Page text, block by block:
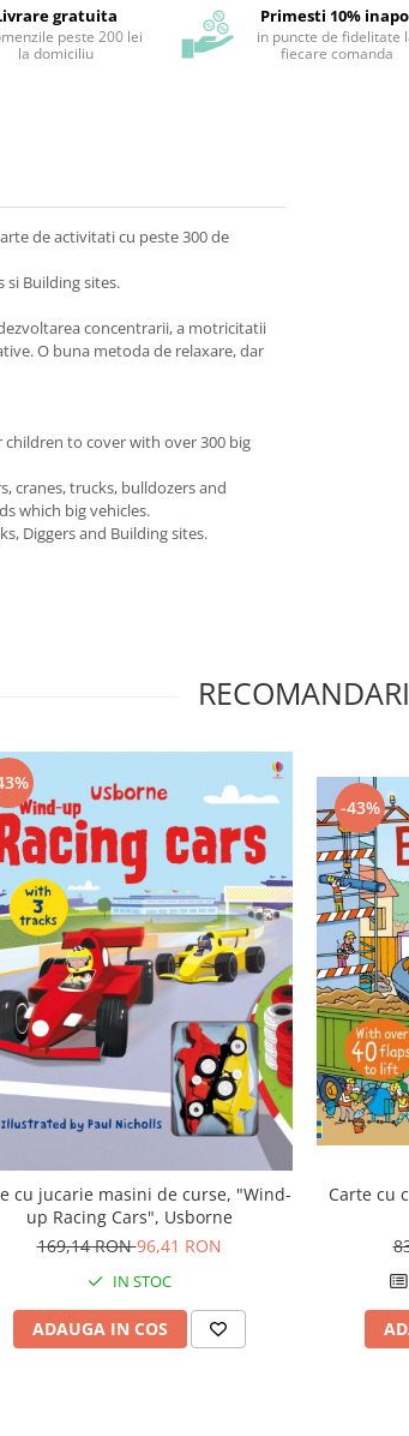
gratuita
peste 200 lei
la domiciliu
Primesti 10%
in puncte de fidelitate
fiecare comanda
de activitati cu peste 300 de
si Building sites.
concentrarii, a motricitatii
O buna metoda de relaxare, dar
to cover with over 300 big
cranes, trucks, bulldozers and
which big vehicles.
Diggers and Building sites.
RECOMANDARI
cu jucarie masini de curse, "Wind-
up Racing Cars", Usborne
169,14 RON96,41 RON
IN STOC
ADAUGA IN COS
-43%
Carte cu